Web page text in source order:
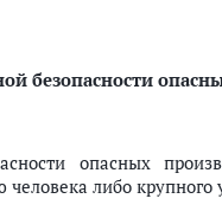
безопасности
опасных
либо крупного